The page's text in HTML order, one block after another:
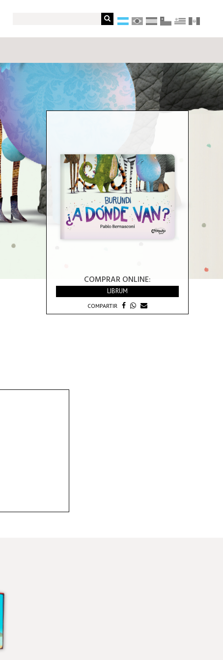
COMPRAR ONLINE:
LIBRUM
COMPARTIR